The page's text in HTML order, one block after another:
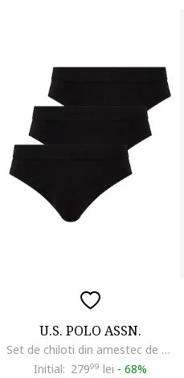
U.S. POLO ASSN.
Set de chiloti din amestec de modal -3 perechi, Negru
Initial: 27999 lei - 68%